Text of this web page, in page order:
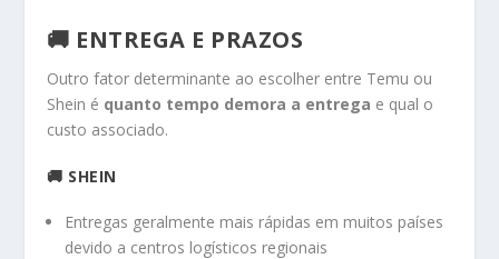
🚚 ENTREGA E PRAZOS
Outro fator determinante ao escolher entre Temu ou
Shein é quanto tempo demora a entrega e qual o
custo associado.
🚚 SHEIN
Entregas geralmente mais rápidas em muitos países
devido a centros logísticos regionais